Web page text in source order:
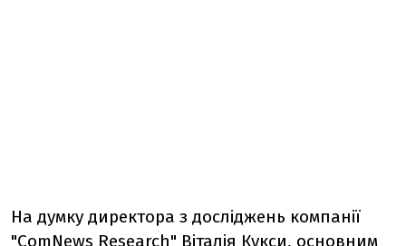
На думку директора з досліджень компанії
"ComNews Research" Віталія Кукси, основним